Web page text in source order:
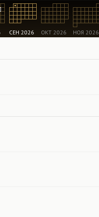
СЕН 2026 ОКТ 2026 НОЯ 2026